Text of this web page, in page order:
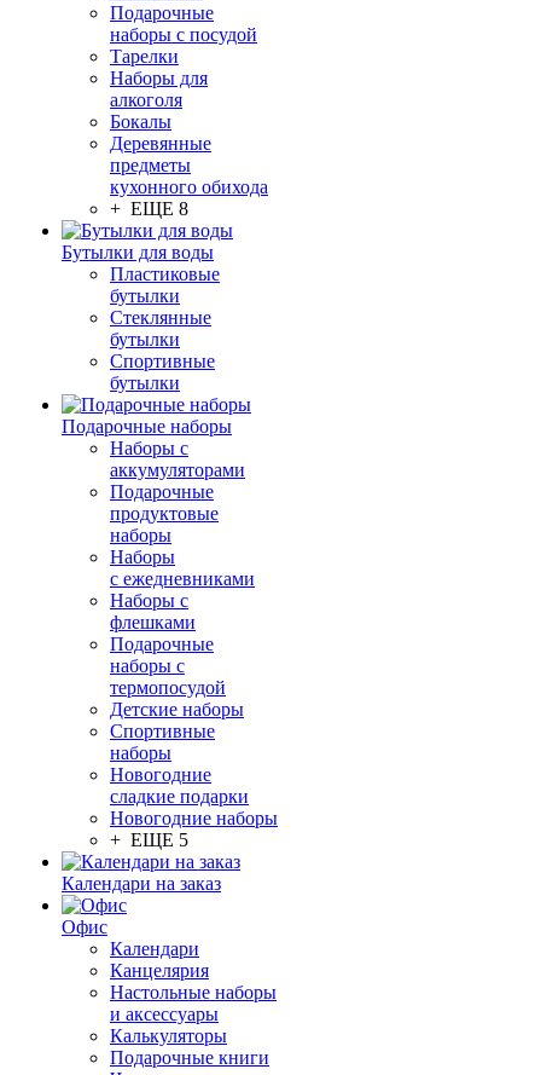
Подарочные
наборы с посудой
Тарелки
Наборы для
алкоголя
Бокалы
Деревянные
предметы
кухонного обихода
+ ЕЩЕ 8
Бутылки для воды
Пластиковые
бутылки
Стеклянные
бутылки
Спортивные
бутылки
Подарочные наборы
Наборы с
аккумуляторами
Подарочные
продуктовые
наборы
Наборы
с ежедневниками
Наборы с
флешками
Подарочные
наборы с
термопосудой
Детские наборы
Спортивные
наборы
Новогодние
сладкие подарки
Новогодние наборы
+ ЕЩЕ 5
Календари на заказ
Офис
Календари
Канцелярия
Настольные наборы
и аксессуары
Калькуляторы
Подарочные книги